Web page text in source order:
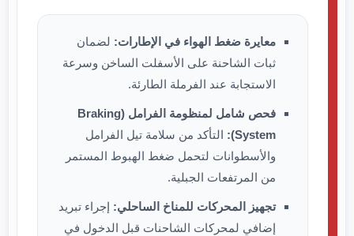
معايرة ضغط الهواء في الإطارات: لضمان
ثبات الشاحنة على الأسفلت الساخن وسرعة
الاستجابة عند الفرملة الطارئة.
فحص شامل لمنظومة الفرامل (Braking
System):
التأكد من سلامة تيل الفرامل
والأسطوانات لتحمل ضغط الهبوط المستمر
من المرتفعات الجبلية.
تجهيز المحركات للمناخ الساحلي: إجراء تبريد
إضافي لمحركات الشاحنات قبل الدخول في